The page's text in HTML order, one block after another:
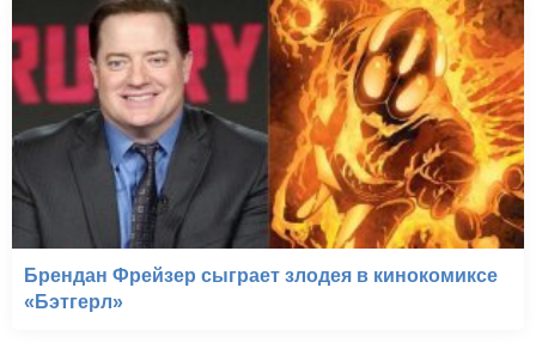
Брендан Фрейзер сыграет злодея в кинокомиксе
«Бэтгерл»